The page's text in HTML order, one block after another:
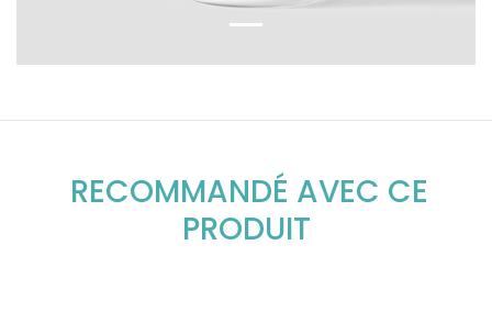
RECOMMANDÉ AVEC CE
PRODUIT